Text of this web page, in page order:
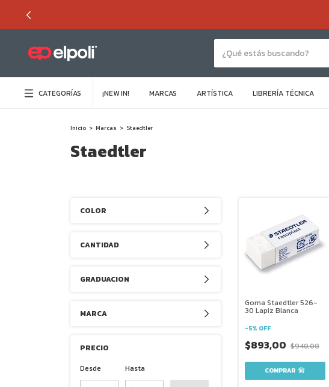
CATEGORÍAS ¡NEW IN! MARCAS ARTÍSTICA LIBRERÍA TÉCNICA
Inicio > Marcas > Staedtler
Staedtler
COLOR
CANTIDAD
GRADUACION
MARCA
PRECIO
Desde
Hasta
Goma Staedtler 526-
30 Lapiz Blanca
-5% OFF
$893,00 $940,00